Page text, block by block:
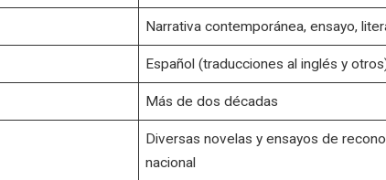
Narrativa contemporánea, ensayo,
Español (traducciones al inglés y
Más de dos décadas
Diversas novelas y ensayos de
nacional